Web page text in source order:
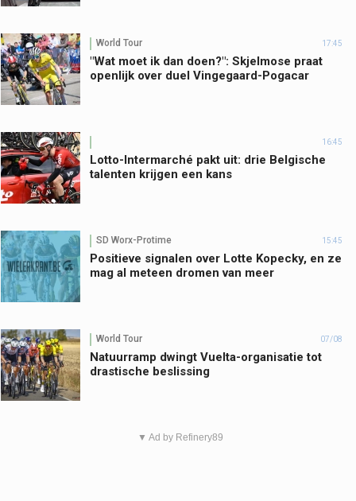
World Tour 17:45
"Wat moet ik dan doen?": Skjelmose praat
openlijk over duel Vingegaard-Pogacar
16:45
Lotto-Intermarché pakt uit: drie Belgische
talenten krijgen een kans
SD Worx-Protime 15:45
Positieve signalen over Lotte Kopecky, en ze
mag al meteen dromen van meer
World Tour 07/08
Natuurramp dwingt Vuelta-organisatie tot
drastische beslissing
▼ Ad by Refinery89